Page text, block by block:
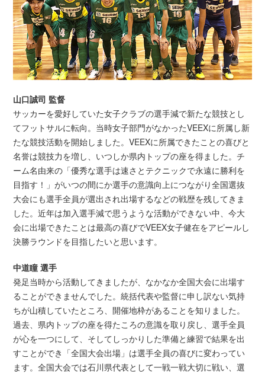
山口誠司 監督
サッカーを愛好していた女子クラブの選手減で新たな競技とし
てフットサルに転向。当時女子部門がなかったVEEXに所属し新
たな競技活動を開始しました。VEEXに所属できたことの喜びと
名誉は競技力を増し、いつしか県内トップの座を得ました。チ
ーム名由来の「優秀な選手は速さとテクニックで永遠に勝利を
目指す！」がいつの間にか選手の意識向上につながり全国選抜
大会にも選手全員が選出され出場するなどの戦歴を残してきま
した。近年は加入選手減で思うような活動ができない中、今大
会に出場できたことは最高の喜びでVEEX女子健在をアピールし
決勝ラウンドを目指したいと思います。
中道瞳 選手
発足当時から活動してきましたが、なかなか全国大会に出場す
ることができませんでした。統括代表や監督に申し訳ない気持
ちが山積していたところ、開催地枠があることを知りました。
過去、県内トップの座を得たころの意識を取り戻し、選手全員
が心を一つにして、そしてしっかりした準備と練習で結果を出
すことができ「全国大会出場」は選手全員の喜びに変わってい
ます。全国大会では石川県代表として一戦一戦大切に戦い、選